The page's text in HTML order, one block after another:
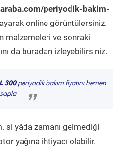
periyodik-bakim-
online görüntülersiniz.
malzemeleri ve sonraki
da buradan izleyebilirsiniz.
300periyodik bakım fiyatını hemen
”
si yâda zamanı gelmediği
yağına ihtiyacı olabilir.